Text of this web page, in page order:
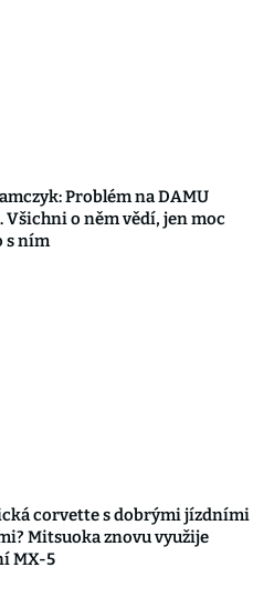
Problém na DAMU
Všichni o něm vědí, jen moc
s ním
corvette s dobrými jízdními
Mitsuoka znovu využije
MX-5